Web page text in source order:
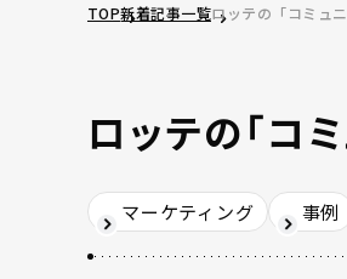
TOP新着記事一覧ロッテの「コミュ
ロッテの「コ
マーケティング 事例